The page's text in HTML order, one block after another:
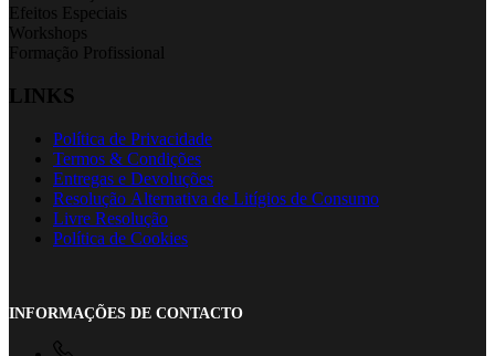
Efeitos Especiais
Workshops
Formação Profissional
LINKS
Política de Privacidade
Termos & Condições
Entregas e Devoluções
Resolução Alternativa de Litígios de Consumo
Livre Resolução
Política de Cookies
INFORMAÇÕES DE CONTACTO